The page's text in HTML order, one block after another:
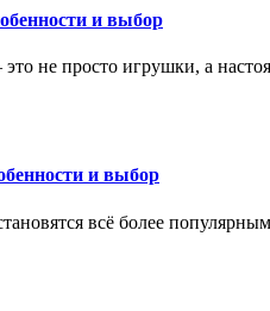
и выбор
не просто игрушки, а
и выбор
всё более